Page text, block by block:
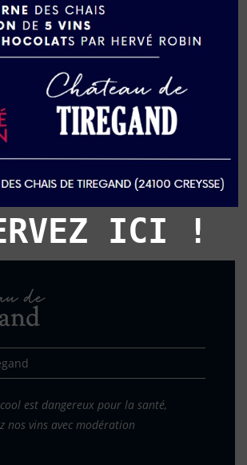
* Obligatoire
de moi SE CONNECTER
?
est dangereux pour la santé,
nos vins avec modération
ICI !